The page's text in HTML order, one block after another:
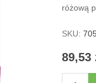
różową
SKU:
89,53